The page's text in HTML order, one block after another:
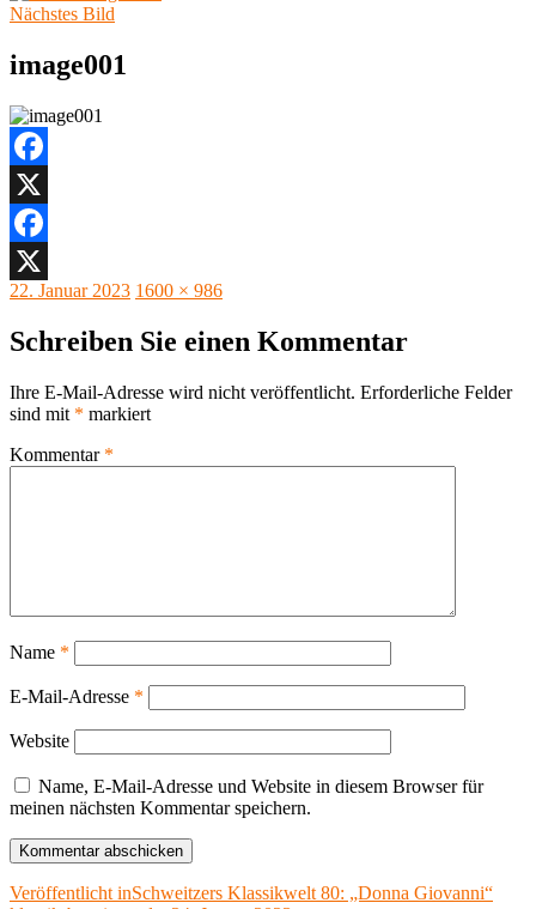
Nächstes Bild
image001
Facebook
X
Facebook
X
Veröffentlicht
22. Januar 2023 Originalgröße
1600 × 986
Schreiben Sie einen Kommentar
Ihre E-Mail-Adresse wird nicht veröffentlicht. Erforderliche Felder
sind mit * markiert
Kommentar *
Name *
E-Mail-Adresse *
Website
Name, E-Mail-Adresse und Website in diesem Browser für
meinen nächsten Kommentar speichern.
Beitragsnavigation
Veröffentlicht inSchweitzers Klassikwelt 80: „Donna Giovanni“